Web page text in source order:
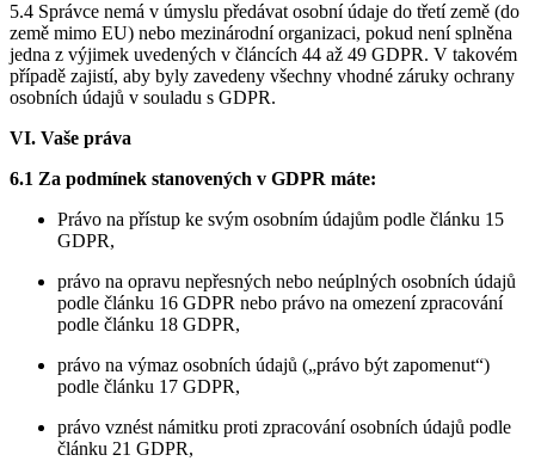
5.4 Správce nemá v úmyslu předávat osobní údaje do třetí země (do
země mimo EU) nebo mezinárodní organizaci, pokud není splněna
jedna z výjimek uvedených v článcích 44 až 49 GDPR. V takovém
případě zajistí, aby byly zavedeny všechny vhodné záruky ochrany
osobních údajů v souladu s GDPR.
VI. Vaše práva
6.1 Za podmínek stanovených v GDPR máte:
Právo na přístup ke svým osobním údajům podle článku 15
GDPR,
právo na opravu nepřesných nebo neúplných osobních údajů
podle článku 16 GDPR nebo právo na omezení zpracování
podle článku 18 GDPR,
právo na výmaz osobních údajů („právo být zapomenut“)
podle článku 17 GDPR,
právo vznést námitku proti zpracování osobních údajů podle
článku 21 GDPR,